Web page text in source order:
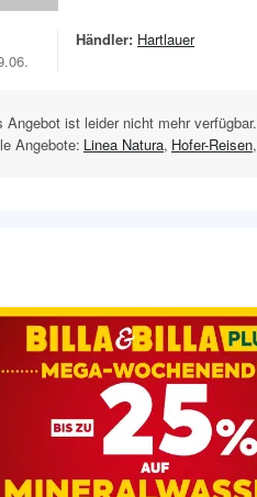
Händler: Hartlauer
Angebot ist leider nicht mehr verfügbar.
Angebote: Linea Natura, Hofer-Reisen,